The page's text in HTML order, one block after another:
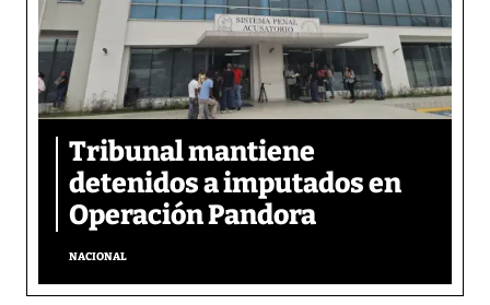
Tribunal mantiene
detenidos a imputados en
Operación Pandora
NACIONAL